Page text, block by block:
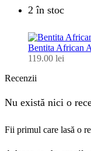
2 în stoc
Bentita African
119.00 lei
Recenzii
Nu există nici o
Fii primul care lasă o